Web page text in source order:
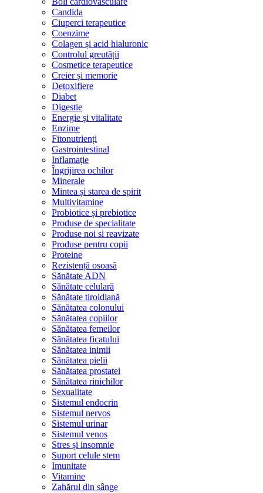
Candida
Ciuperci terapeutice
Coenzime
Colagen și acid hialuronic
Controlul greutății
Cosmetice terapeutice
Creier și memorie
Detoxifiere
Diabet
Digestie
Energie și vitalitate
Enzime
Fitonutrienți
Gastrointestinal
Inflamație
Îngrijirea ochilor
Minerale
Mintea și starea de spirit
Multivitamine
Probiotice și prebiotice
Produse de specialitate
Produse noi si reavizate
Produse pentru copii
Proteine
Rezistență osoasă
Sănătate ADN
Sănătate celulară
Sănătate tiroidiană
Sănătatea colonului
Sănătatea copiilor
Sănătatea femeilor
Sănătatea ficatului
Sănătatea inimii
Sănătatea pielii
Sănătatea prostatei
Sănătatea rinichilor
Sexualitate
Sistemul endocrin
Sistemul nervos
Sistemul urinar
Sistemul venos
Stres și insomnie
Suport celule stem
Imunitate
Vitamine
Zahărul din sânge